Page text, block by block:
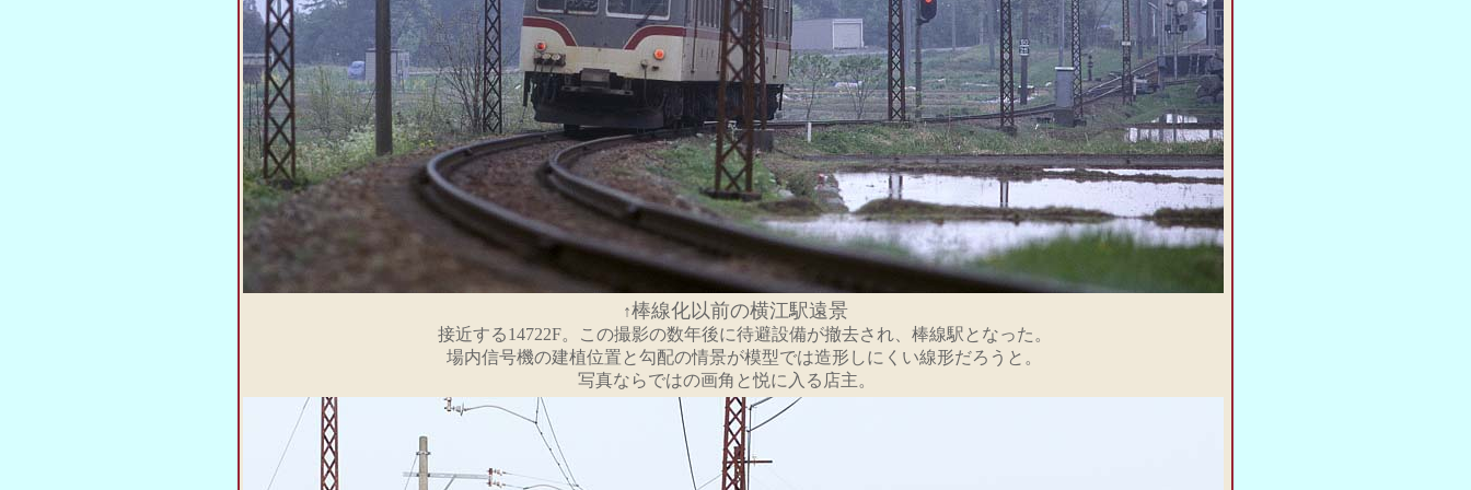
↑棒線化以前の横江駅遠景
接近する14722F。この撮影の数年後に待避設備が撤去され、棒線駅となった。
場内信号機の建植位置と勾配の情景が模型では造形しにくい線形だろうと。
写真ならではの画角と悦に入る店主。